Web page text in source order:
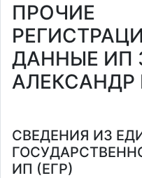
ПРОЧИЕ
ДАННЫЕ ИП
АЛЕКСАНДР
СВЕДЕНИЯ ИЗ
ИП (ЕГР)